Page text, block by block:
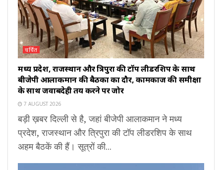
चर्चित
मध्य प्रदेश, राजस्थान और त्रिपुरा की टॉप लीडरशिप के साथ
बीजेपी आलाकमान की बैठकों का दौर, कामकाज की समीक्षा
के साथ जवाबदेही तय करने पर जोर
7 AUGUST 2026
बड़ी ख़बर दिल्ली से है, जहां बीजेपी आलाकमान ने मध्य
प्रदेश, राजस्थान और त्रिपुरा की टॉप लीडरशिप के साथ
अहम बैठकें की हैं। सूत्रों की...